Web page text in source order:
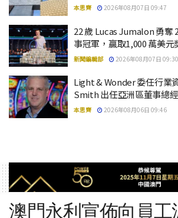
本思齊 2026年08月07日 09:47
22 歲 Lucas Jumalon 勇奪
事冠軍，贏取1,000 萬美元
新聞編輯部 2026年08月07日 09:30
Light & Wonder 委任行業
Smith 出任亞洲區董事總
本思齊 2026年08月06日 09:46
澳門永利宣佈向員工